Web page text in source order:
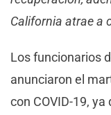
California atrae a
Los funcionarios
anunciaron el
con COVID-19,